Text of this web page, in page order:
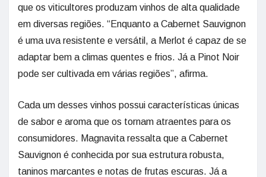
que os viticultores produzam vinhos de alta qualidade
em diversas regiões. “Enquanto a Cabernet Sauvignon
é uma uva resistente e versátil, a Merlot é capaz de se
adaptar bem a climas quentes e frios. Já a Pinot Noir
pode ser cultivada em várias regiões”, afirma.
Cada um desses vinhos possui características únicas
de sabor e aroma que os tornam atraentes para os
consumidores. Magnavita ressalta que a Cabernet
Sauvignon é conhecida por sua estrutura robusta,
taninos marcantes e notas de frutas escuras. Já a